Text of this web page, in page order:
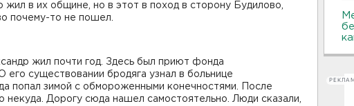
жил в их общине, но в этот в поход в сторону Будилово,
почему-то не пошел.
жил почти год. Здесь был приют фонда
его существовании бродяга узнал в больнице
попал зимой с обмороженными конечностями. После
некуда. Дорогу сюда нашел самостоятельно. Люди сказали,